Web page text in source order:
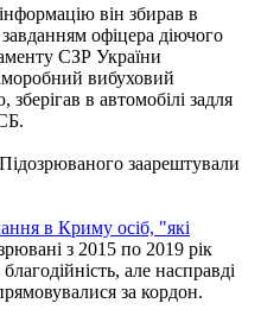
він збирав в
офіцера діючого
СЗР України
вибуховий
в автомобілі задля
заарештували
в Криму осіб, "які
з 2015 по 2019 рік
але насправді
за кордон.